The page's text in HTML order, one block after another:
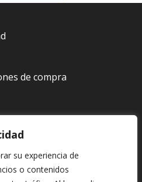
su experiencia de
o contenidos
de compra